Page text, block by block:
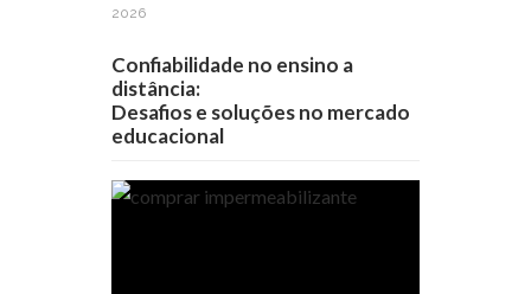
2026
Confiabilidade no ensino a
distância:
Desafios e soluções no mercado
educacional